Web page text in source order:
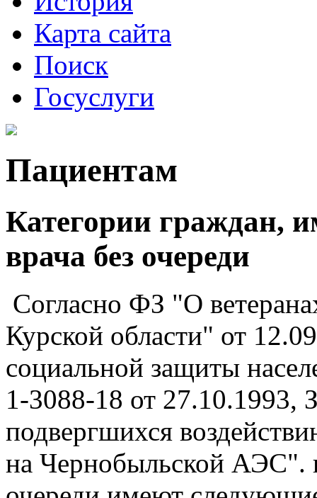
Карта сайта
Поиск
Госуслуги
Пациентам
Категории граждан,
врача без очереди
Согласно ФЗ "О
Курской области" от
социальной защиты
1-3088-18 от 27.10.1993,
подвергшихся
на Чернобыльской АЭС".